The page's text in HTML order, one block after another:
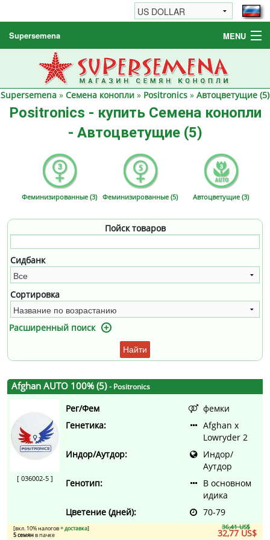
Supersemena MENU
Семена конопли
Другие товары
Как заказать / FAQ
Supersemena » Семена конопли » Positronics » Автоцветущие (5)
Positronics - купить Семена конопли
- Автоцветущие (5)
Феминизированные (3) Феминизированные (5) Автоцветущие (3)
Пойск товаров
Сидбанк
Сортировка
Расширенный поиск
Найти
Afghan AUTO 100% (5)- Positronics
[ 036002-5 ]
Рег/Фем
фемки
Генетика:
Afghan x
Lowryder 2
Индор/Аутдор:
Индор/
Аутдор
Генотип:
В основном
идика
Цветение (дней):
70-79
36,41 US$
32,77 US$
[вкл. 10% налогов+ доставка]
5 семянв пачке